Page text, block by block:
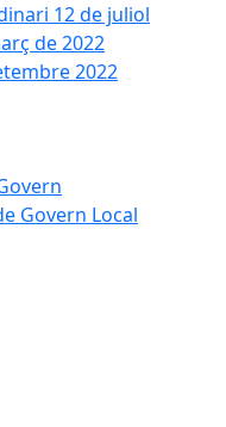
12 de juliol
de 2022
2022
Govern Local